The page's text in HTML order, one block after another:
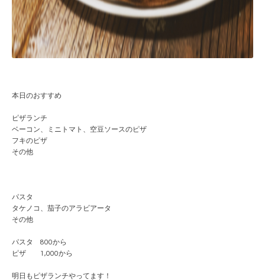
本日のおすすめ
ピザランチ
ベーコン、ミニトマト、空豆ソースのピザ
フキのピザ
その他
パスタ
タケノコ、茄子のアラビアータ
その他
パスタ 800から
ピザ 1,000から
明日もピザランチやってます！